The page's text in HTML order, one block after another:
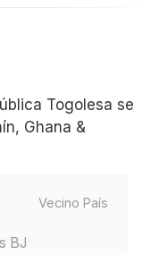
Togolesa se
Ghana &
Vecino País
BJ